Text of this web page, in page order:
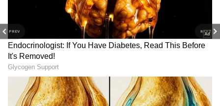
PREV NEXT
Asianet News
వృషభ రాశి ఫలాలు
ముఖ్యమైన వ్యవహారాలలో కీలక ఆలోచనలు అమలు
చేస్తారు. సంతానానికి నూతన విద్య, ఉద్యోగావకాశాలు
లభిస్తాయి. సమాజంలో ప్రముఖులతో పరిచయాలు
పెరుగుతాయి. నూతన వాహన కొనుగోలు ప్రయత్నాలు